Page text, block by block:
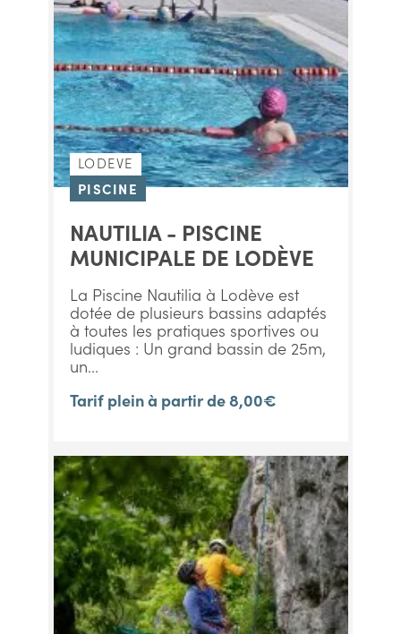
LODEVE
PISCINE
NAUTILIA - PISCINE
MUNICIPALE DE LODÈVE
La Piscine Nautilia à Lodève est
dotée de plusieurs bassins adaptés
à toutes les pratiques sportives ou
ludiques : Un grand bassin de 25m,
un...
Tarif plein à partir de 8,00€